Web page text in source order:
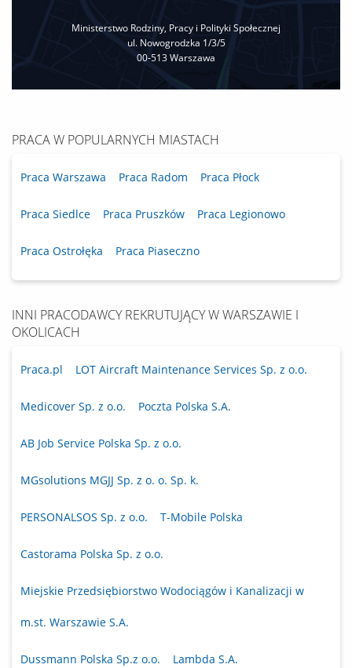
Ministerstwo Rodziny, Pracy i Polityki Społecznej
ul. Nowogrodzka 1/3/5
00‐513 Warszawa
PRACA W POPULARNYCH MIASTACH
Praca Warszawa Praca Radom Praca Płock
Praca Siedlce Praca Pruszków Praca Legionowo
Praca Ostrołęka Praca Piaseczno
INNI PRACODAWCY REKRUTUJĄCY W WARSZAWIE I
OKOLICACH
Praca.pl LOT Aircraft Maintenance Services Sp. z o.o.
Medicover Sp. z o.o. Poczta Polska S.A.
AB Job Service Polska Sp. z o.o.
MGsolutions MGJJ Sp. z o. o. Sp. k.
PERSONALSOS Sp. z o.o. T-Mobile Polska
Castorama Polska Sp. z o.o.
Miejskie Przedsiębiorstwo Wodociągów i Kanalizacji w
m.st. Warszawie S.A.
Dussmann Polska Sp.z o.o. Lambda S.A.